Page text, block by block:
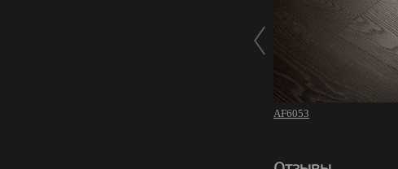
AF6053